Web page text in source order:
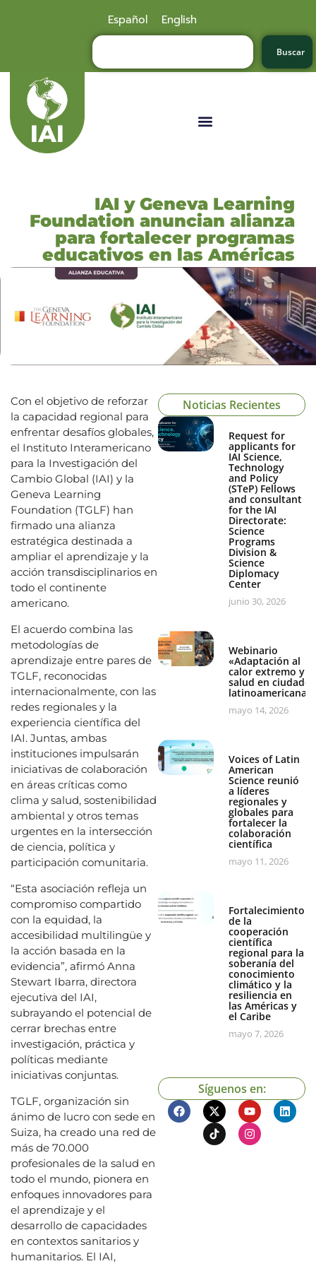
Español English
Buscar
IAI y Geneva Learning
Foundation anuncian alianza
para fortalecer programas
educativos en las Américas
Con el objetivo de reforzar
la capacidad regional para
enfrentar desafíos globales,
el Instituto Interamericano
para la Investigación del
Cambio Global (IAI) y la
Geneva Learning
Foundation (TGLF) han
firmado una alianza
estratégica destinada a
ampliar el aprendizaje y la
acción transdisciplinarios en
todo el continente
americano.
El acuerdo combina las
metodologías de
aprendizaje entre pares de
TGLF, reconocidas
internacionalmente, con las
redes regionales y la
experiencia científica del
IAI. Juntas, ambas
instituciones impulsarán
iniciativas de colaboración
en áreas críticas como
clima y salud, sostenibilidad
ambiental y otros temas
urgentes en la intersección
de ciencia, política y
participación comunitaria.
“Esta asociación refleja un
compromiso compartido
con la equidad, la
accesibilidad multilingüe y
la acción basada en la
evidencia”, afirmó Anna
Stewart Ibarra, directora
ejecutiva del IAI,
subrayando el potencial de
cerrar brechas entre
investigación, práctica y
políticas mediante
iniciativas conjuntas.
TGLF, organización sin
ánimo de lucro con sede en
Suiza, ha creado una red de
más de 70.000
profesionales de la salud en
todo el mundo, pionera en
enfoques innovadores para
el aprendizaje y el
desarrollo de capacidades
en contextos sanitarios y
humanitarios. El IAI,
Noticias Recientes
Request for
applicants for
IAI Science,
Technology
and Policy
(STeP) Fellows
and consultant
for the IAI
Directorate:
Science
Programs
Division &
Science
Diplomacy
Center
junio 30, 2026
Webinario
«Adaptación al
calor extremo y
salud en ciudades
mayo 14, 2026
Voices of Latin
American
Science reunió
a líderes
regionales y
globales para
fortalecer la
colaboración
científica
mayo 11, 2026
Fortalecimiento
de la
cooperación
científica
regional para la
soberanía del
conocimiento
climático y la
resiliencia en
las Américas y
el Caribe
mayo 7, 2026
Síguenos en: